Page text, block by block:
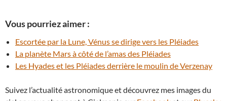
Vous pourriez aimer :
Escortée par la Lune, Vénus se dirige vers les Pléiades
La planète Mars à côté de l’amas des Pléiades
Les Hyades et les Pléiades derrière le moulin de Verzenay
Suivez l’actualité astronomique et découvrez mes images du